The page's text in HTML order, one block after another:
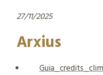
27/11/2025
Arxius